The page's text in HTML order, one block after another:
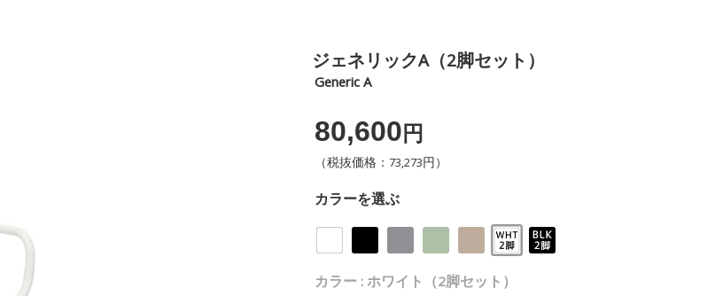
ジェネリックA（2脚セット）
Generic A
80,600 円
（税抜価格：73,273円）
カラーを選ぶ
カラー : ホワイト（2脚セット）